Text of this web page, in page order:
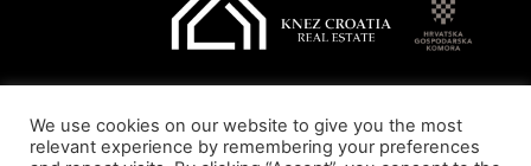
Copyright@ 2026 Knez Croatia d.o.o.
We use cookies on our website to give you the most
relevant experience by remembering your preferences